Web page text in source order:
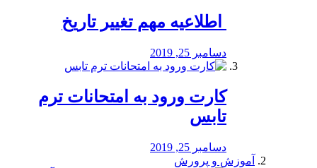
️ اطلاعیه مهم تغییر تاریخ
دسامبر 25, 2019
کارت ورود به امتحانات ترم
تابس
دسامبر 25, 2019
آموزش و پرورش